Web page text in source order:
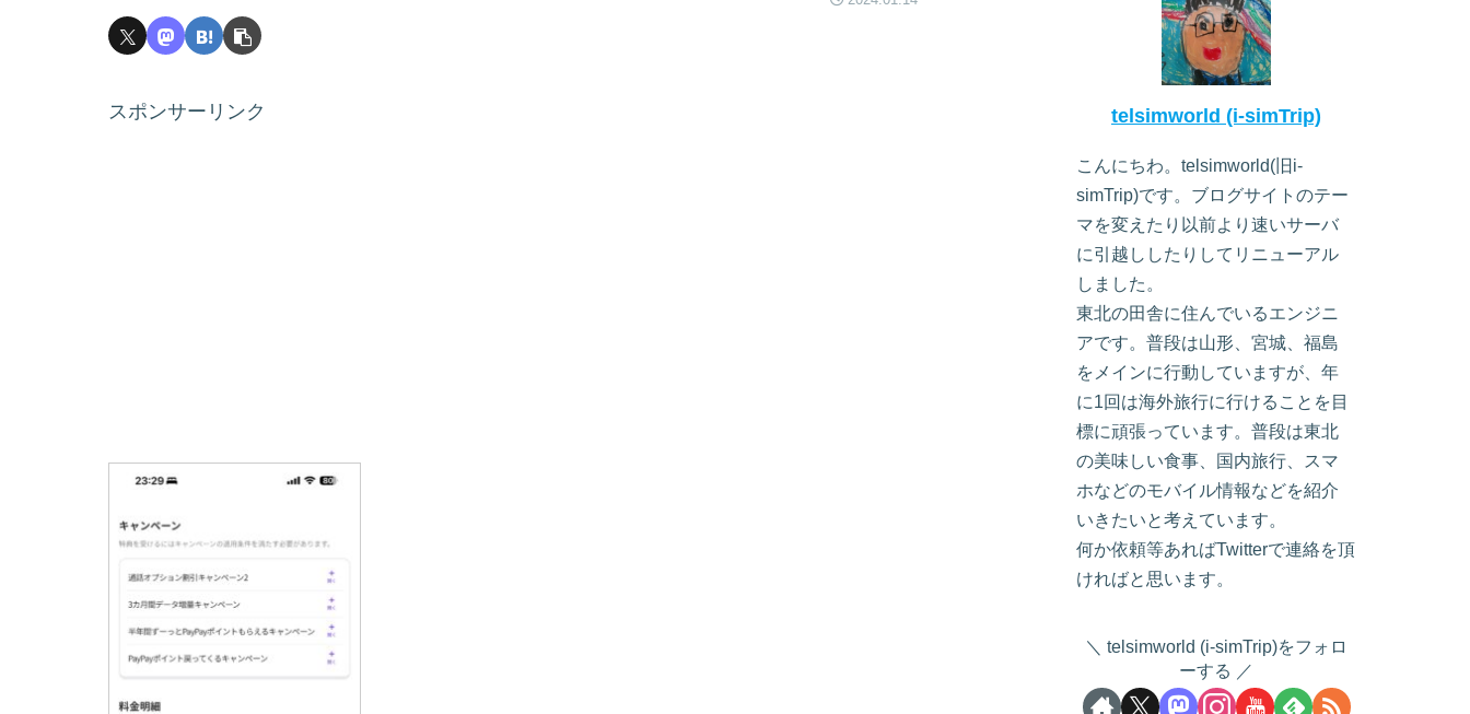
スポンサーリンク telsimworld (i-simTrip)
こんにちわ。telsimworld(旧i-
simTrip)です。ブログサイトのテー
マを変えたり以前より速いサーバ
に引越ししたりしてリニューアル
しました。
東北の田舎に住んでいるエンジニ
アです。普段は山形、宮城、福島
をメインに行動していますが、年
に1回は海外旅行に行けることを目
標に頑張っています。普段は東北
の美味しい食事、国内旅行、スマ
ホなどのモバイル情報などを紹介
いきたいと考えています。
何か依頼等あればTwitterで連絡を頂
ければと思います。
telsimworld (i-simTrip)をフォロ
ーする